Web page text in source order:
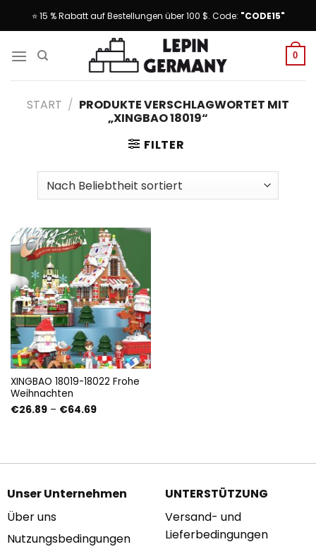
⭐ 15 % Rabatt auf Bestellungen über 100 $. Code: "CODE15"
0
START / PRODUKTE VERSCHLAGWORTET MIT
„XINGBAO 18019“
FILTER
XINGBAO 18019-18022 Frohe
Weihnachten
€26.89 – €64.69Preisspanne:
Unser Unternehmen
Über uns
Nutzungsbedingungen
UNTERSTÜTZUNG
Versand- und
Lieferbedingungen